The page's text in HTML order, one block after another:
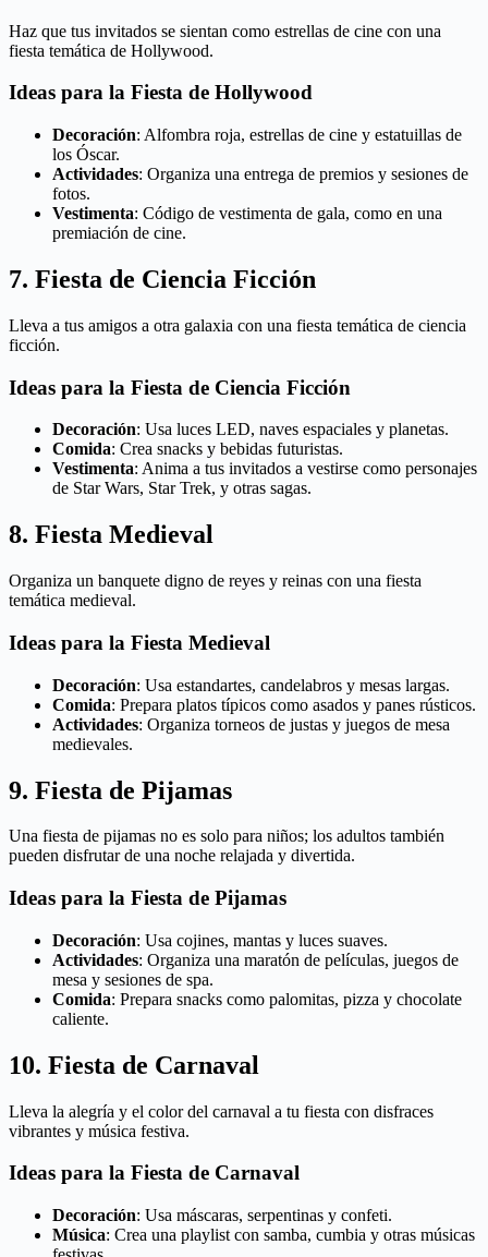
Haz que tus invitados se sientan como estrellas de cine con una
fiesta temática de Hollywood.
Ideas para la Fiesta de Hollywood
Decoración: Alfombra roja, estrellas de cine y estatuillas de
los Óscar.
Actividades: Organiza una entrega de premios y sesiones de
fotos.
Vestimenta: Código de vestimenta de gala, como en una
premiación de cine.
7. Fiesta de Ciencia Ficción
Lleva a tus amigos a otra galaxia con una fiesta temática de ciencia
ficción.
Ideas para la Fiesta de Ciencia Ficción
Decoración: Usa luces LED, naves espaciales y planetas.
Comida: Crea snacks y bebidas futuristas.
Vestimenta: Anima a tus invitados a vestirse como personajes
de Star Wars, Star Trek, y otras sagas.
8. Fiesta Medieval
Organiza un banquete digno de reyes y reinas con una fiesta
temática medieval.
Ideas para la Fiesta Medieval
Decoración: Usa estandartes, candelabros y mesas largas.
Comida: Prepara platos típicos como asados y panes rústicos.
Actividades: Organiza torneos de justas y juegos de mesa
medievales.
9. Fiesta de Pijamas
Una fiesta de pijamas no es solo para niños; los adultos también
pueden disfrutar de una noche relajada y divertida.
Ideas para la Fiesta de Pijamas
Decoración: Usa cojines, mantas y luces suaves.
Actividades: Organiza una maratón de películas, juegos de
mesa y sesiones de spa.
Comida: Prepara snacks como palomitas, pizza y chocolate
caliente.
10. Fiesta de Carnaval
Lleva la alegría y el color del carnaval a tu fiesta con disfraces
vibrantes y música festiva.
Ideas para la Fiesta de Carnaval
Decoración: Usa máscaras, serpentinas y confeti.
Música: Crea una playlist con samba, cumbia y otras músicas